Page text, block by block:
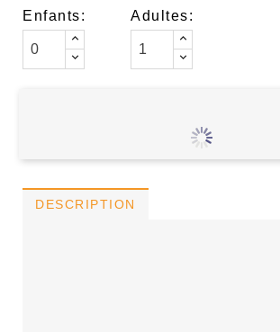
Enfants: Adultes:
DESCRIPTION